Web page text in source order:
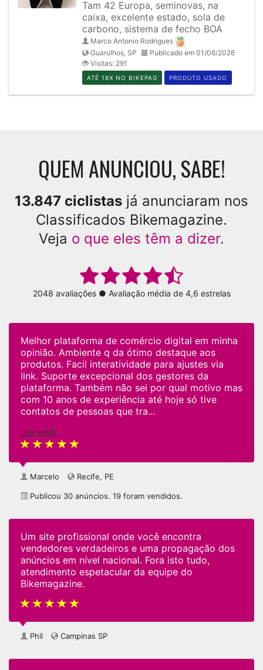
Tam 42 Europa, seminovas, na
caixa, excelente estado, sola de
carbono, sistema de fecho BOA
Marco Antonio Rodrigues
Guarulhos, SP
Publicado em 01/06/2026
Visitas: 291
ATÉ 18X NO BIKEPAG PRODUTO USADO
QUEM ANUNCIOU, SABE!
13.847 ciclistas já anunciaram nos
Classificados Bikemagazine.
Veja o que eles têm a dizer.
2048 avaliações ● Avaliação média de 4,6 estrelas
Melhor plataforma de comércio digital em minha
opinião. Ambiente q da ótimo destaque aos
produtos. Facil interatividade para ajustes via
link. Suporte excepcional dos gestores da
plataforma. Também não sei por qual motivo mas
com 10 anos de experiência até hoje só tive
contatos de pessoas que tra...
LEIA MAIS
Marcelo Recife, PE
Publicou 30 anúncios. 19 foram vendidos.
Um site profissional onde você encontra
vendedores verdadeiros e uma propagação dos
anúncios em nível nacional. Fora isto tudo,
atendimento espetacular da equipe do
Bikemagazine.
Phil Campinas SP